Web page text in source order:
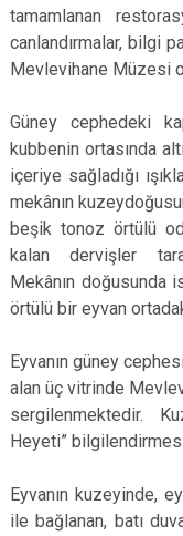
tamamlanan
canlandırmalar, bilgi
Mevlevihane Müzesi
Güney cephedeki
kubbenin ortasında
içeriye sağladığı
mekânın
beşik tonoz örtülü
kalan dervişler
Mekânın doğusunda
örtülü bir eyvan
Eyvanın güney
alan üç vitrinde
sergilenmektedir.
Heyeti”
Eyvanın kuzeyinde,
ile bağlanan, batı